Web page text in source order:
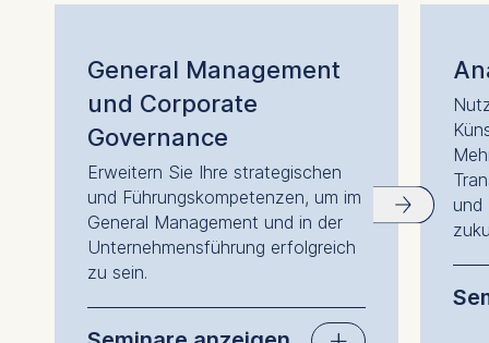
General Management
und Corporate
Governance
Erweitern Sie Ihre strategischen
und Führungskompetenzen, um im
General Management und in der
Unternehmensführung erfolgreich
zu sein.
und